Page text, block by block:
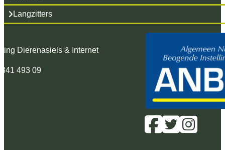
Langzitters
Dierenasiels & Internet
493 09